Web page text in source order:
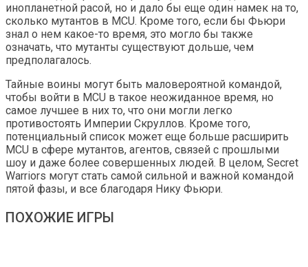
инопланетной расой, но и дало бы еще один намек на то,
сколько мутантов в MCU. Кроме того, если бы Фьюри
знал о нем какое-то время, это могло бы также
означать, что мутанты существуют дольше, чем
предполагалось.
Тайные воины могут быть маловероятной командой,
чтобы войти в MCU в такое неожиданное время, но
самое лучшее в них то, что они могли легко
противостоять Империи Скруллов. Кроме того,
потенциальный список может еще больше расширить
MCU в сфере мутантов, агентов, связей с прошлыми
шоу и даже более совершенных людей. В целом, Secret
Warriors могут стать самой сильной и важной командой
пятой фазы, и все благодаря Нику Фьюри.
ПОХОЖИЕ ИГРЫ